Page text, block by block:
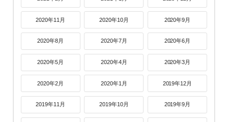
2020年11月 2020年10月 2020年9月
2020年8月 2020年7月 2020年6月
2020年5月 2020年4月 2020年3月
2020年2月 2020年1月 2019年12月
2019年11月 2019年10月 2019年9月